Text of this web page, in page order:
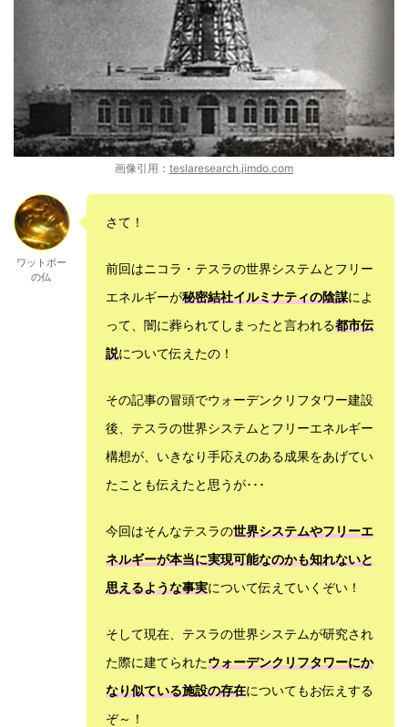
画像引用： teslaresearch.jimdo.com
ワットポー
の仏
さて！
前回はニコラ・テスラの世界システムとフリー
エネルギーが秘密結社イルミナティの陰謀によ
って、闇に葬られてしまったと言われる都市伝
説について伝えたの！
その記事の冒頭でウォーデンクリフタワー建設
後、テスラの世界システムとフリーエネルギー
構想が、いきなり手応えのある成果をあげてい
たことも伝えたと思うが･･･
今回はそんなテスラの世界システムやフリーエ
ネルギーが本当に実現可能なのかも知れないと
思えるような事実について伝えていくぞい！
そして現在、テスラの世界システムが研究され
た際に建てられたウォーデンクリフタワーにか
なり似ている施設の存在についてもお伝えする
ぞ～！